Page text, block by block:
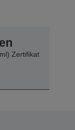
Zertifikat